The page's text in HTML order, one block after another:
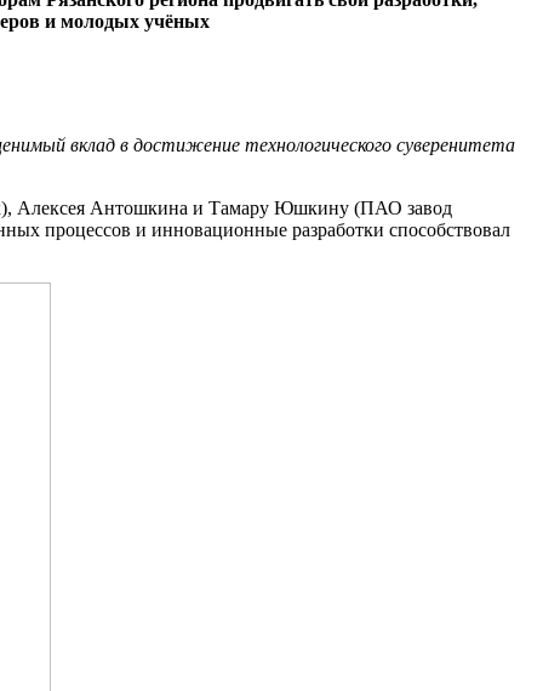
и молодых учёных
вклад в достижение технологического суверенитета
Алексея Антошкина и Тамару Юшкину (ПАО завод
процессов и инновационные разработки способствовал